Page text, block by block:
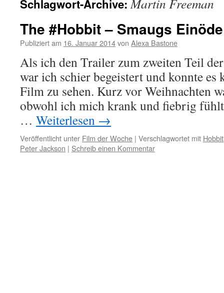
Schlagwort-Archive:Martin Freeman
The #Hobbit – Smaugs Einöde
Publiziert am 16. Januar 2014von Alexa Bastone
Als ich den Trailer zum zweiten Teil
war ich schier begeistert und konnte es
Film zu sehen. Kurz vor Weihnachten
obwohl ich mich krank und fiebrig
… Weiterlesen →
Veröffentlicht unter Film der Woche | Verschlagwortet mit Hobbit
Peter Jackson | Schreib einen Kommentar